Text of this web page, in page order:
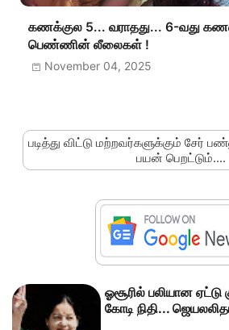
கணக்குல 5... வராதது... 6-வது
பெண்ணின் லீலைகள் !
November 04, 2025
படித்து விட்டு மற்றவர்களுக்கும் சேர்
பயன் பெறட்டும்....
ஓசூரில் பலியான ஏட்டு
கோடி நிதி...